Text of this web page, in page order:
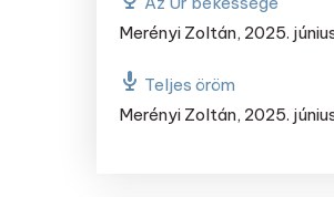
Merényi Zoltán, 2025.
Teljes öröm
Merényi Zoltán, 2025.